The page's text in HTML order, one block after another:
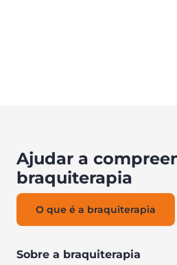
Ajudar a
braquiterapia
O que é a braquiterapia
Sobre a braquiterapia